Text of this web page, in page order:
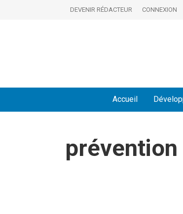
DEVENIR RÉDACTEUR CONNEXION
Accueil